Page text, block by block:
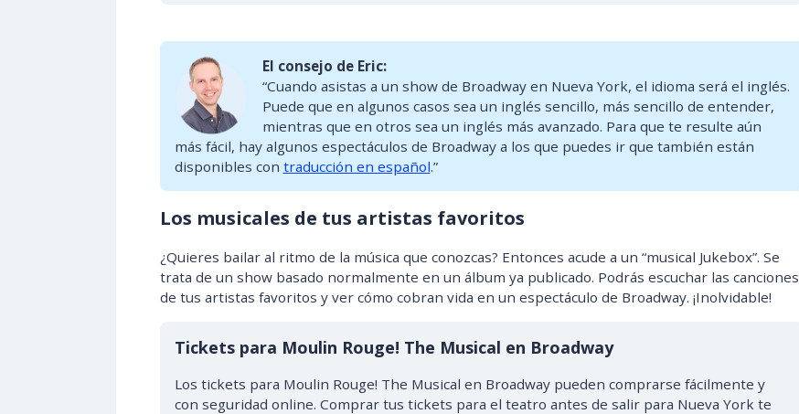
El consejo de Eric:
“Cuando asistas a un show de Broadway en Nueva York, el idioma será el inglés.
Puede que en algunos casos sea un inglés sencillo, más sencillo de entender,
mientras que en otros sea un inglés más avanzado. Para que te resulte aún
más fácil, hay algunos espectáculos de Broadway a los que puedes ir que también están
disponibles con traducción en español.”
Los musicales de tus artistas favoritos
¿Quieres bailar al ritmo de la música que conozcas? Entonces acude a un “musical Jukebox”. Se
trata de un show basado normalmente en un álbum ya publicado. Podrás escuchar las canciones
de tus artistas favoritos y ver cómo cobran vida en un espectáculo de Broadway. ¡Inolvidable!
Tickets para Moulin Rouge! The Musical en Broadway
Los tickets para Moulin Rouge! The Musical en Broadway pueden comprarse fácilmente y
con seguridad online. Comprar tus tickets para el teatro antes de salir para Nueva York te